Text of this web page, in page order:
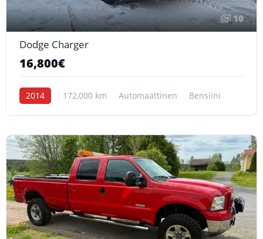
10
Dodge Charger
16,800€
2014 172,000 km Automaattinen Bensiini